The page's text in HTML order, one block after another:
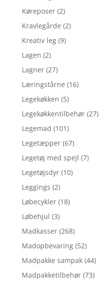
Køreposer (2)
Kravlegårde (2)
Kreativ leg (9)
Lagen (2)
Lagner (27)
Læringstårne (16)
Legekøkken (5)
Legekøkkentilbehør (27)
Legemad (101)
Legetæpper (67)
Legetøj med spejl (7)
Legetøjsdyr (10)
Leggings (2)
Løbecykler (18)
Løbehjul (3)
Madkasser (268)
Madopbevaring (52)
Madpakke sampak (44)
Madpakketilbehør (73)